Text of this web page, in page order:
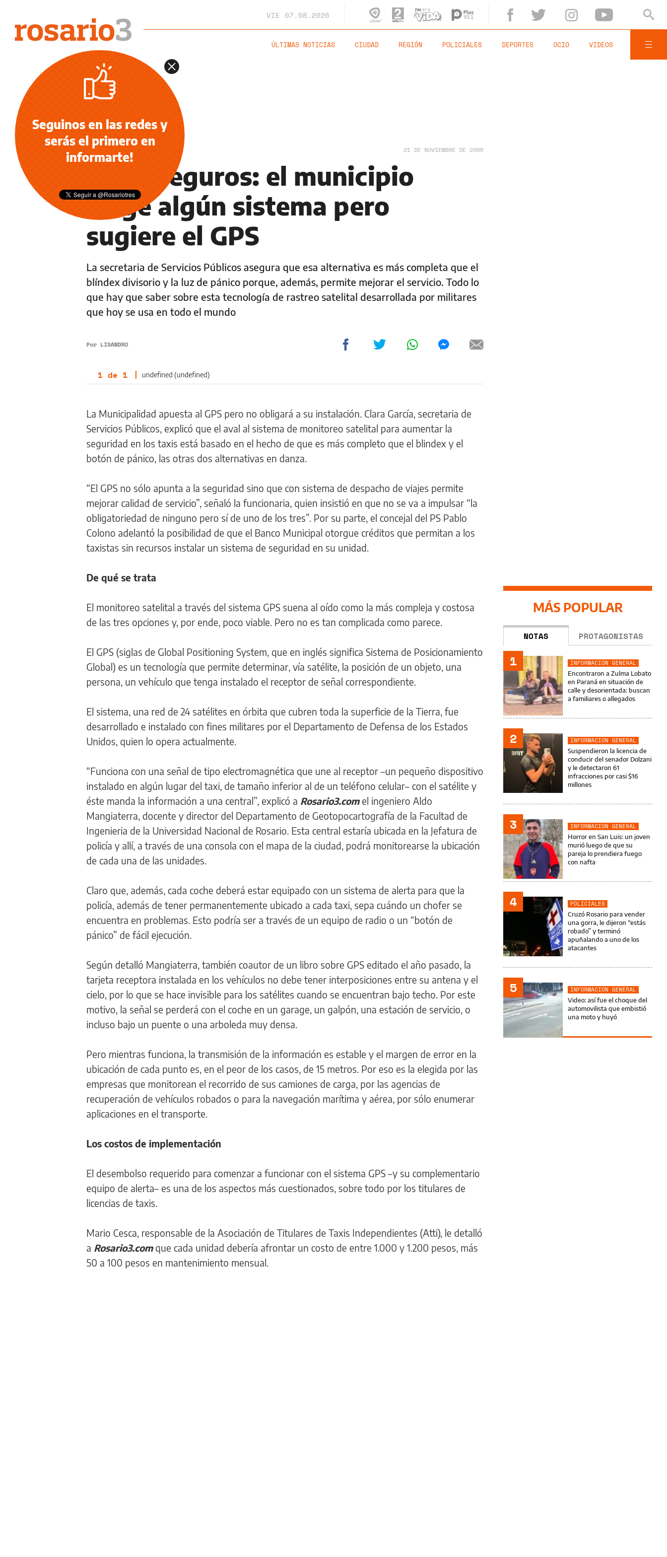
VIE 07.08.2026
ÚLTIMAS NOTICIAS CIUDAD REGIÓN POLICIALES DEPORTES OCIO VIDEOS
NOTICIAS 21 DE NOVIEMBRE DE 2006
Taxis seguros: el municipio
exige algún sistema pero
sugiere el GPS
La secretaria de Servicios Públicos asegura que esa alternativa es más completa que el
blíndex divisorio y la luz de pánico porque, además, permite mejorar el servicio. Todo lo
que hay que saber sobre esta tecnología de rastreo satelital desarrollada por militares
que hoy se usa en todo el mundo
Por LISANDRO
1 de 1 | undefined (undefined)
La Municipalidad apuesta al GPS pero no obligará a su instalación. Clara García, secretaria de
Servicios Públicos, explicó que el aval al sistema de monitoreo satelital para aumentar la
seguridad en los taxis está basado en el hecho de que es más completo que el blindex y el
botón de pánico, las otras dos alternativas en danza.
“El GPS no sólo apunta a la seguridad sino que con sistema de despacho de viajes permite
mejorar calidad de servicio”, señaló la funcionaria, quien insistió en que no se va a impulsar “la
obligatoriedad de ninguno pero sí de uno de los tres”. Por su parte, el concejal del PS Pablo
Colono adelantó la posibilidad de que el Banco Municipal otorgue créditos que permitan a los
taxistas sin recursos instalar un sistema de seguridad en su unidad.
De qué se trata
El monitoreo satelital a través del sistema GPS suena al oído como la más compleja y costosa
de las tres opciones y, por ende, poco viable. Pero no es tan complicada como parece.
El GPS (siglas de Global Positioning System, que en inglés significa Sistema de Posicionamiento
Global) es un tecnología que permite determinar, vía satélite, la posición de un objeto, una
persona, un vehículo que tenga instalado el receptor de señal correspondiente.
El sistema, una red de 24 satélites en órbita que cubren toda la superficie de la Tierra, fue
desarrollado e instalado con fines militares por el Departamento de Defensa de los Estados
Unidos, quien lo opera actualmente.
“Funciona con una señal de tipo electromagnética que une al receptor –un pequeño dispositivo
instalado en algún lugar del taxi, de tamaño inferior al de un teléfono celular– con el satélite y
éste manda la información a una central”, explicó a Rosario3.com el ingeniero Aldo
Mangiaterra, docente y director del Departamento de Geotopocartografía de la Facultad de
Ingenieria de la Universidad Nacional de Rosario. Esta central estaría ubicada en la Jefatura de
policía y allí, a través de una consola con el mapa de la ciudad, podrá monitorearse la ubicación
de cada una de las unidades.
Claro que, además, cada coche deberá estar equipado con un sistema de alerta para que la
policía, además de tener permanentemente ubicado a cada taxi, sepa cuándo un chofer se
encuentra en problemas. Esto podría ser a través de un equipo de radio o un “botón de
pánico” de fácil ejecución.
Según detalló Mangiaterra, también coautor de un libro sobre GPS editado el año pasado, la
tarjeta receptora instalada en los vehículos no debe tener interposiciones entre su antena y el
cielo, por lo que se hace invisible para los satélites cuando se encuentran bajo techo. Por este
motivo, la señal se perderá con el coche en un garage, un galpón, una estación de servicio, o
incluso bajo un puente o una arboleda muy densa.
Pero mientras funciona, la transmisión de la información es estable y el margen de error en la
ubicación de cada punto es, en el peor de los casos, de 15 metros. Por eso es la elegida por las
empresas que monitorean el recorrido de sus camiones de carga, por las agencias de
recuperación de vehículos robados o para la navegación marítima y aérea, por sólo enumerar
aplicaciones en el transporte.
Los costos de implementación
El desembolso requerido para comenzar a funcionar con el sistema GPS –y su complementario
equipo de alerta– es una de los aspectos más cuestionados, sobre todo por los titulares de
licencias de taxis.
Mario Cesca, responsable de la Asociación de Titulares de Taxis Independientes (Atti), le detalló
a Rosario3.com que cada unidad debería afrontar un costo de entre 1.000 y 1.200 pesos, más
50 a 100 pesos en mantenimiento mensual.
MÁS POPULAR
NOTAS PROTAGONISTAS
1
INFORMACIÓN GENERAL
Encontraron a Zulma Lobato
en Paraná en situación de
calle y desorientada: buscan
a familiares o allegados
2
INFORMACIÓN GENERAL
Suspendieron la licencia de
conducir del senador Dolzani
y le detectaron 61
infracciones por casi $16
millones
3
INFORMACIÓN GENERAL
Horror en San Luis: un joven
murió luego de que su
pareja lo prendiera fuego
con nafta
4
POLICIALES
Cruzó Rosario para vender
una gorra, le dijeron “estás
robado” y terminó
apuñalando a uno de los
atacantes
5
INFORMACIÓN GENERAL
Video: así fue el choque del
automovilista que embistió
una moto y huyó
Seguinos en las redes y
serás el primero en
informarte!